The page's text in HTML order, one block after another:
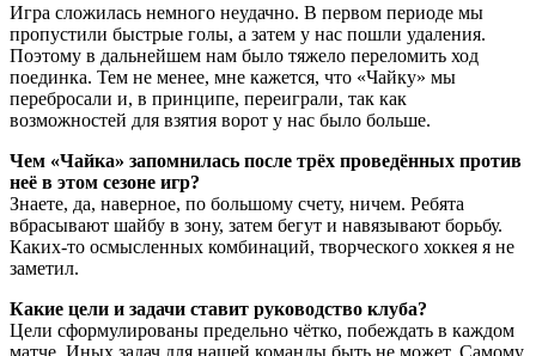
Игра сложилась немного неудачно. В первом периоде мы
пропустили быстрые голы, а затем у нас пошли удаления.
Поэтому в дальнейшем нам было тяжело переломить ход
поединка. Тем не менее, мне кажется, что «Чайку» мы
перебросали и, в принципе, переиграли, так как
возможностей для взятия ворот у нас было больше.
Чем «Чайка» запомнилась после трёх проведённых против
неё в этом сезоне игр?
Знаете, да, наверное, по большому счету, ничем. Ребята
вбрасывают шайбу в зону, затем бегут и навязывают борьбу.
Каких-то осмысленных комбинаций, творческого хоккея я не
заметил.
Какие цели и задачи ставит руководство клуба?
Цели сформулированы предельно чётко, побеждать в каждом
матче. Иных задач для нашей команды быть не может. Самому